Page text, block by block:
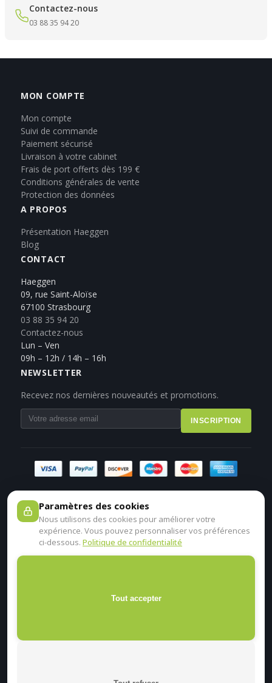
Contactez-nous
03 88 35 94 20
MON COMPTE
Mon compte
Suivi de commande
Paiement sécurisé
Livraison à votre cabinet
Frais de port offerts dès 199 €
Conditions générales de vente
Protection des données
A PROPOS
Présentation Haeggen
Blog
CONTACT
Haeggen
09, rue Saint-Aloïse
67100 Strasbourg
03 88 35 94 20
Contactez-nous
Lun – Ven
09h – 12h / 14h – 16h
NEWSLETTER
Recevez nos dernières nouveautés et promotions.
INSCRIPTION
Paramètres des cookies
Nous utilisons des cookies pour améliorer votre
expérience. Vous pouvez personnaliser vos préférences
ci-dessous. Politique de confidentialité
Tout accepter